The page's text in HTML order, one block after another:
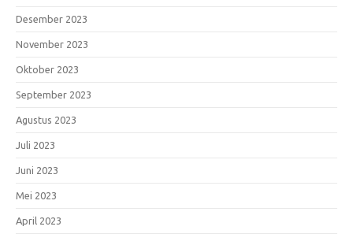
Desember 2023
November 2023
Oktober 2023
September 2023
Agustus 2023
Juli 2023
Juni 2023
Mei 2023
April 2023